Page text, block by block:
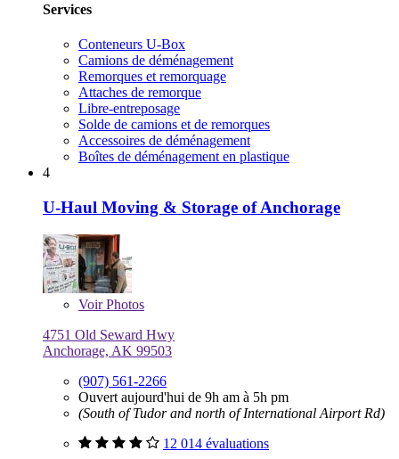
Services
Conteneurs U-Box
Camions de déménagement
Remorques et remorquage
Attaches de remorque
Libre-entreposage
Solde de camions et de remorques
Accessoires de déménagement
Boîtes de déménagement en plastique
4
U-Haul Moving & Storage of Anchorage
VoirPhotos
4751 Old Seward Hwy
Anchorage, AK 99503
(907) 561-2266
Ouvert aujourd'hui de 9h am à 5h pm
(South of Tudor and north of International Airport Rd)
12 014 évaluations